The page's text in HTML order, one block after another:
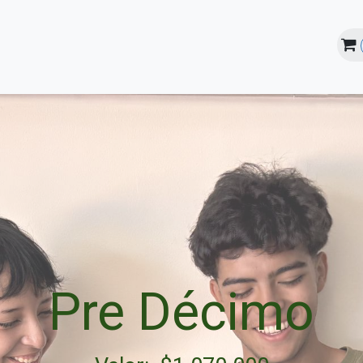
Pre Décimo